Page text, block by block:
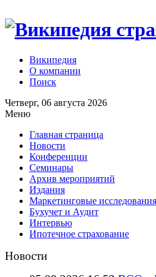
Википедия
О компании
Поиск
Четверг, 06 августа 2026
Меню
Главная страница
Новости
Конференции
Семинары
Архив мероприятий
Издания
Маркетинговые исследования
Бухучет и Аудит
Интервью
Ипотечное страхование
Новости